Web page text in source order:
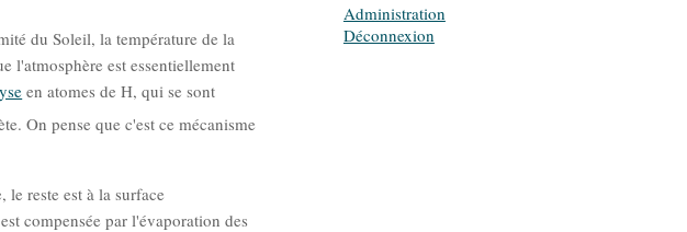
du Soleil, la température de la
l'atmosphère est essentiellement
en atomes de H, qui se sont
On pense que c'est ce mécanisme
reste est à la surface
compensée par l'évaporation des
Administration
Déconnexion